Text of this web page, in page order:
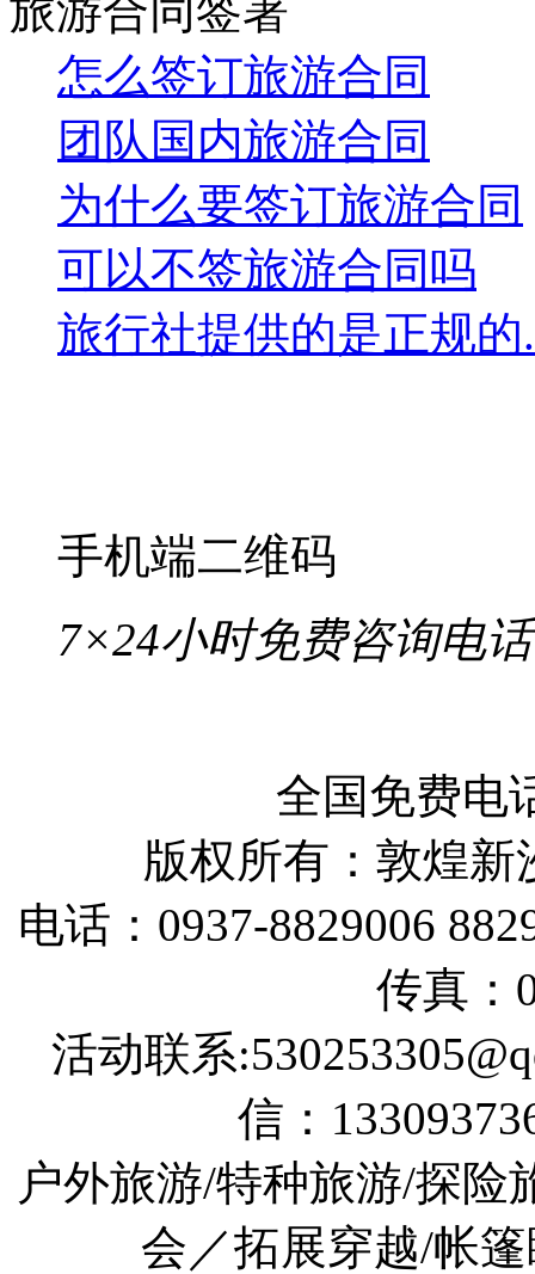
旅游合同签署
怎么签订旅游合同
团队国内旅游合同
为什么要签订旅游合同
可以不签旅游合同吗
旅行社提供的是正规的
手机端二维码
7×24小时免费咨询电话
全国免费电
版权所有：敦煌
电话：0937-8829006
传真：
活动联系
信：
户外旅游/特种旅游/探险
会／拓展穿越/帐